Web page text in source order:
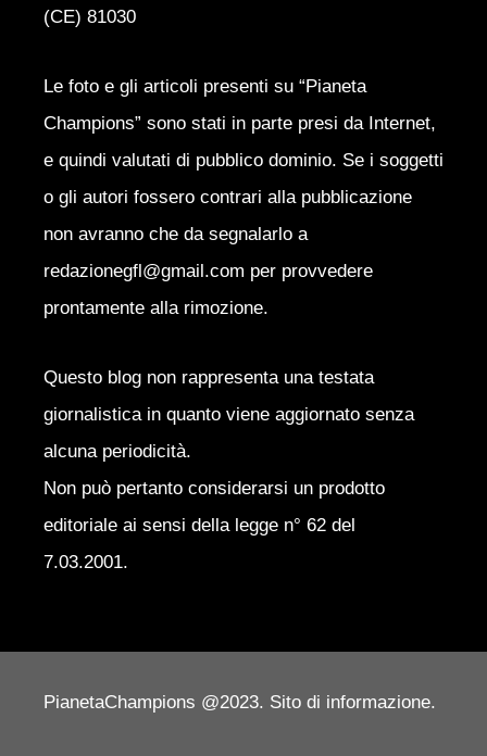
(CE) 81030
Le foto e gli articoli presenti su “Pianeta
Champions” sono stati in parte presi da Internet,
e quindi valutati di pubblico dominio. Se i soggetti
o gli autori fossero contrari alla pubblicazione
non avranno che da segnalarlo a
redazionegfl@gmail.com per provvedere
prontamente alla rimozione.
Questo blog non rappresenta una testata
giornalistica in quanto viene aggiornato senza
alcuna periodicità.
Non può pertanto considerarsi un prodotto
editoriale ai sensi della legge n° 62 del
7.03.2001.
PianetaChampions @2023. Sito di informazione.